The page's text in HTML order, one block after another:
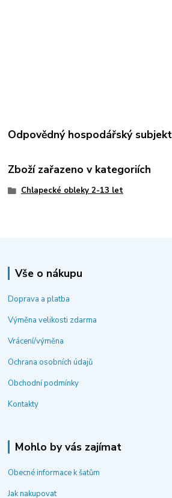
Odpovědný hospodářský
Zboží zařazeno v kategoriích
Chlapecké obleky 2-13 let
Vše o nákupu
Doprava a platba
Výměna velikosti zdarma
Vrácení/výměna
Ochrana osobních údajů
Obchodní podmínky
Kontakty
Mohlo by vás zajímat
Obecné informace k šatům
Jak nakupovat